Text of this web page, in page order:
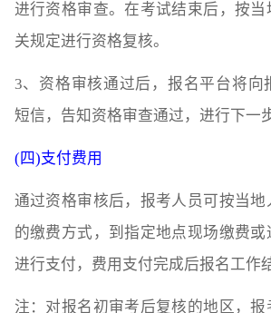
进行资格审查。在考试结束后，按当
关规定进行资格复核。
3、资格审核通过后，报名平台将向
短信，告知资格审查通过，进行下一
(四)支付费用
通过资格审核后，报考人员可按当地
的缴费方式，到指定地点现场缴费
进行支付，费用支付完成后报名工作
注：对报名初审考后复核的地区，报